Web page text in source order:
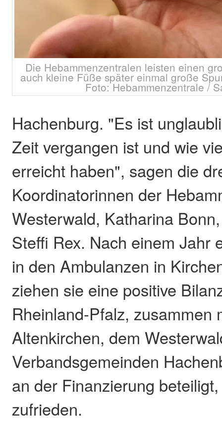
Die Hebammenzentralen leisten einen
auch kleine Füße später einmal große
Foto: Hebammenzentrale /
Hachenburg. "Es ist
Zeit vergangen ist und wie
erreicht haben", sagen die
Koordinatorinnen der
Westerwald, Katharina
Steffi Rex. Nach einem Jahr
in den Ambulanzen in
ziehen sie eine positive
Rheinland-Pfalz, zusammen
Altenkirchen, dem
Verbandsgemeinden
an der Finanzierung
zufrieden.